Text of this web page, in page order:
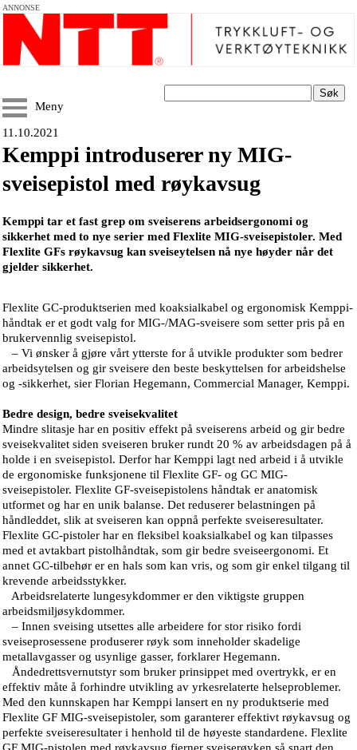
ANNONSE
Søk
Meny
11.10.2021
Kemppi introduserer ny MIG-
sveisepistol med røykavsug
Kemppi tar et fast grep om sveiserens arbeidsergonomi og
sikkerhet med to nye serier med Flexlite MIG-sveisepistoler. Med
Flexlite GFs røykavsug kan sveiseytelsen nå nye høyder når det
gjelder sikkerhet.
Flexlite GC-produktserien med koaksialkabel og ergonomisk Kemppi-
håndtak er et godt valg for MIG-/MAG-sveisere som setter pris på en
brukervennlig sveisepistol.
– Vi ønsker å gjøre vårt ytterste for å utvikle produkter som bedrer
arbeidsytelsen og gir sveisere den beste beskyttelsen for arbeidshelse
og -sikkerhet, sier Florian Hegemann, Commercial Manager, Kemppi.
Bedre design, bedre sveisekvalitet
Mindre slitasje har en positiv effekt på sveiserens arbeid og gir bedre
sveisekvalitet siden sveiseren bruker rundt 20 % av arbeidsdagen på å
holde i en sveisepistol. Derfor har Kemppi lagt ned arbeid i å utvikle
de ergonomiske funksjonene til Flexlite GF- og GC MIG-
sveisepistoler. Flexlite GF-sveisepistolens håndtak er anatomisk
utformet og har en unik balanse. Det reduserer belastningen på
håndleddet, slik at sveiseren kan oppnå perfekte sveiseresultater.
Flexlite GC-pistoler har en fleksibel koaksialkabel og kan tilpasses
med et avtakbart pistolhåndtak, som gir bedre sveiseergonomi. Et
annet GC-tilbehør er en hals som kan vris, og som gir enkel tilgang til
krevende arbeidsstykker.
Arbeidsrelaterte lungesykdommer er den viktigste gruppen
arbeidsmiljøsykdommer.
– Innen sveising utsettes alle arbeidere for stor risiko fordi
sveiseprosessene produserer røyk som inneholder skadelige
metallavgasser og usynlige gasser, forklarer Hegemann.
Åndedrettsvernutstyr som bruker prinsippet med overtrykk, er en
effektiv måte å forhindre utvikling av yrkesrelaterte helseproblemer.
Med den kunnskapen har Kemppi lansert en ny produktserie med
Flexlite GF MIG-sveisepistoler, som garanterer effektivt røykavsug og
perfekte sveiseresultater i henhold til de høyeste standardene. Flexlite